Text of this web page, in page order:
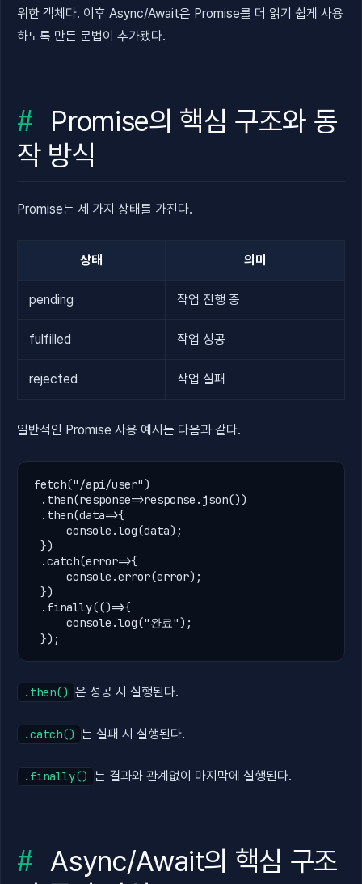
위한 객체다. 이후 Async/Await은 Promise를 더 읽기 쉽게 사용
하도록 만든 문법이 추가됐다.
Promise의 핵심 구조와 동
작 방식
Promise는 세 가지 상태를 가진다.
상태 의미
pending 작업 진행 중
fulfilled 작업 성공
rejected 작업 실패
일반적인 Promise 사용 예시는 다음과 같다.
fetch("/api/user")
. then(response=>response . json())
. then(data=>{
console .log(data);
})
.catch(error=>{
console .error(error);
})
. finally(()=>{
console .log("완료");
});
.then() 은 성공 시 실행된다.
.catch() 는 실패 시 실행된다.
.finally() 는 결과와 관계없이 마지막에 실행된다.
Async/Await의 핵심 구조